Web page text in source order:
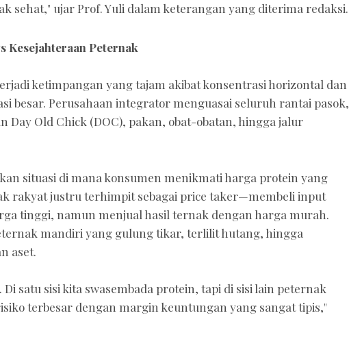
sehat," ujar Prof. Yuli dalam keterangan yang diterima redaksi.
Kesejahteraan Peternak
ketimpangan yang tajam akibat konsentrasi horizontal dan
besar. Perusahaan integrator menguasai seluruh rantai pasok,
Day Old Chick (DOC), pakan, obat-obatan, hingga jalur
situasi di mana konsumen menikmati harga protein yang
rakyat justru terhimpit sebagai price taker—membeli input
tinggi, namun menjual hasil ternak dengan harga murah.
mandiri yang gulung tikar, terlilit hutang, hingga
aset.
satu sisi kita swasembada protein, tapi di sisi lain peternak
terbesar dengan margin keuntungan yang sangat tipis,"